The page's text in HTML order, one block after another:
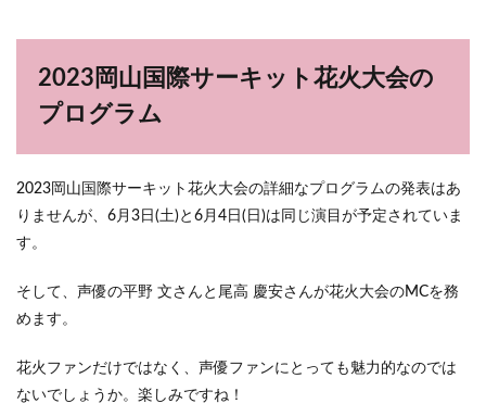
2023岡山国際サーキット花火大会の
プログラム
2023岡山国際サーキット花火大会の詳細なプログラムの発表はあ
りませんが、6月3日(土)と6月4日(日)は同じ演目が予定されていま
す。
そして、声優の平野 文さんと尾高 慶安さんが花火大会のMCを務
めます。
花火ファンだけではなく、声優ファンにとっても魅力的なのでは
ないでしょうか。楽しみですね！